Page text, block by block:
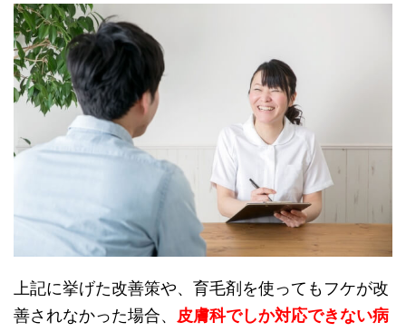
上記に挙げた改善策や、育毛剤を使ってもフケが改
善されなかった場合、 皮膚科でしか対応できない病